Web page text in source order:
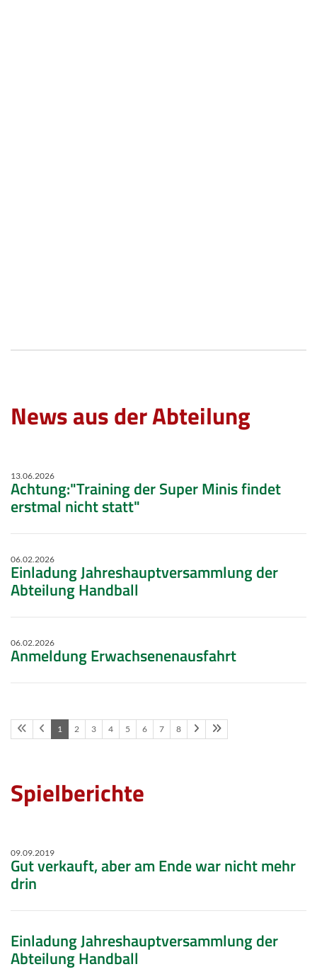
News aus der Abteilung
13.06.2026
Achtung:"Training der Super Minis findet
erstmal nicht statt"
06.02.2026
Einladung Jahreshauptversammlung der
Abteilung Handball
06.02.2026
Anmeldung Erwachsenenausfahrt
1 2 3 4 5 6 7 8
Spielberichte
09.09.2019
Gut verkauft, aber am Ende war nicht mehr
drin
Einladung Jahreshauptversammlung der
Abteilung Handball